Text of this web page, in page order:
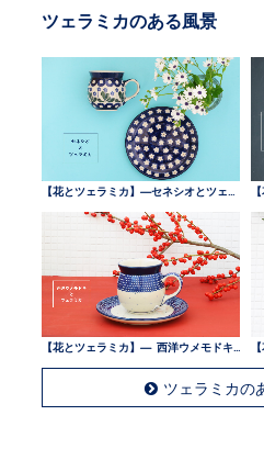
ツェラミカのある風景
ツェラミカの